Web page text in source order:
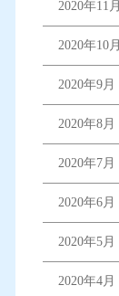
2020年11月
2020年10月
2020年9月
2020年8月
2020年7月
2020年6月
2020年5月
2020年4月